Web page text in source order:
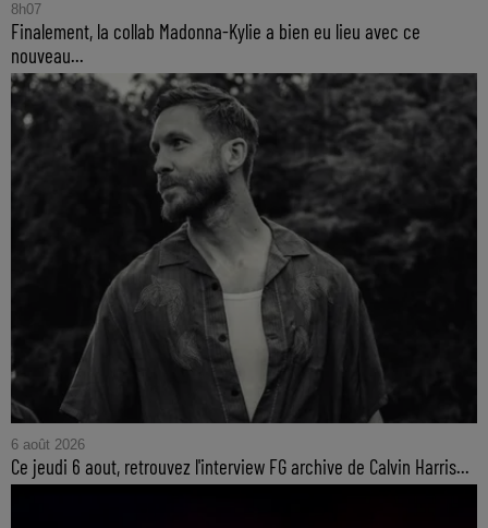
8h07
Finalement, la collab Madonna-Kylie a bien eu lieu avec ce
nouveau...
6 août 2026
Ce jeudi 6 aout, retrouvez l'interview FG archive de Calvin Harris...